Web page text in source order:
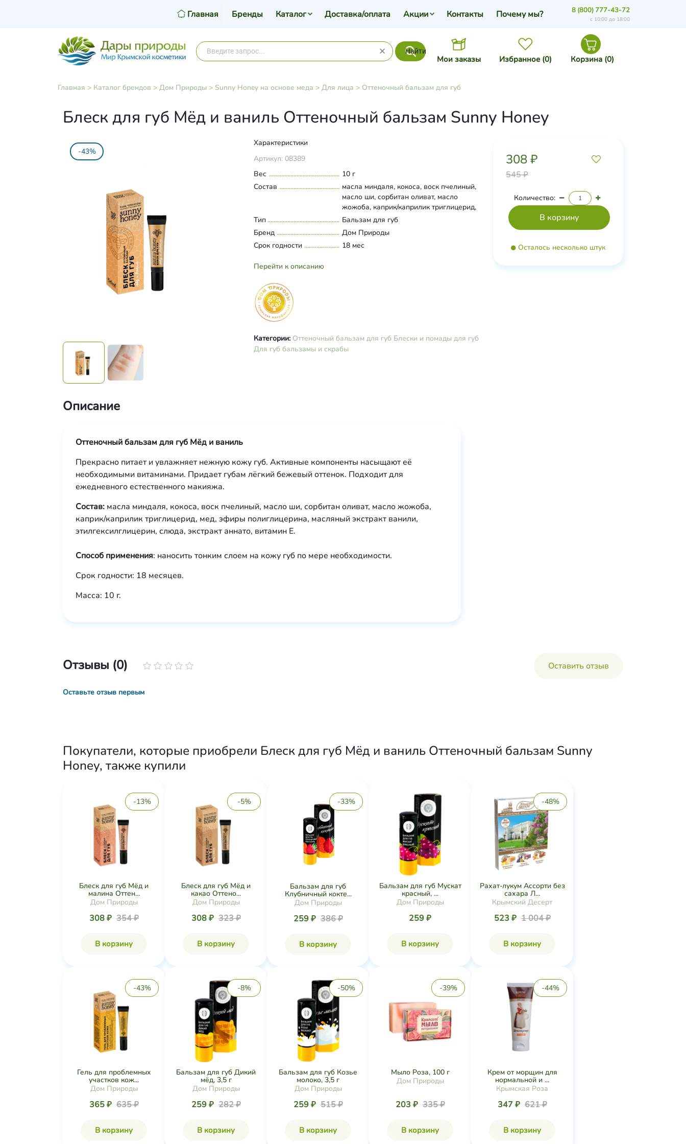
Найти
Мои заказы Избранное (0) Корзина (0)
Главная Бренды Каталог Доставка/оплата Акции Контакты Почему мы? 8 (800) 777-43-72
с 10:00 до 18:00
Главная > Каталог брендов > Дом Природы> Sunny Honey на основе меда > Для лица > Оттеночный бальзам для губ
Блеск для губ Мёд и ваниль Оттеночный бальзам Sunny Honey
-43%
Характеристики
Артикул: 08389
Вес
10 г
Состав
масла миндаля, кокоса, воск пчелиный,
масло ши, сорбитан оливат, масло
жожоба, каприк/каприлик триглицерид,
мед, эфиры полиглицерина, масляный
экстракт ванили, этилгексилглицерин,
слюда, экстракт аннато, витамин Е.
Развернуть состав
Тип
Бальзам для губ
Бренд
Дом Природы
Срок годности
18 мес
Перейти к описанию
Категории: Оттеночный бальзам для губ Блески и помады для губ
Для губ бальзамы и скрабы
308 ₽
545 ₽
Количество:
Осталось несколько штук
Описание
Оттеночный бальзам для губ Мёд и ваниль
Прекрасно питает и увлажняет нежную кожу губ. Активные компоненты насыщают её
необходимыми витаминами. Придает губам лёгкий бежевый оттенок. Подходит для
ежедневного естественного макияжа.
Состав: масла миндаля, кокоса, воск пчелиный, масло ши, сорбитан оливат, масло жожоба,
каприк/каприлик триглицерид, мед, эфиры полиглицерина, масляный экстракт ванили,
этилгексилглицерин, слюда, экстракт аннато, витамин Е.
Способ применения: наносить тонким слоем на кожу губ по мере необходимости.
Срок годности: 18 месяцев.
Масса: 10 г.
Отзывы (0) Оставить отзыв
Оставьте отзыв первым
Покупатели, которые приобрели Блеск для губ Мёд и ваниль Оттеночный бальзам Sunny
Honey, также купили
-13%
Блеск для губ Мёд и
малина Оттен...
Дом Природы
308 ₽ 354 ₽
В корзину
-5%
Блеск для губ Мёд и
какао Оттено...
Дом Природы
308 ₽ 323 ₽
В корзину
-33%
Бальзам для губ
Клубничный кокте...
Дом Природы
259 ₽ 386 ₽
В корзину
Бальзам для губ Мускат
красный, ...
Дом Природы
259 ₽
В корзину
-48%
Рахат-лукум Ассорти без
сахара Л...
Крымский Десерт
523 ₽ 1 004 ₽
В корзину
-43%
Гель для проблемных
участков кож...
Дом Природы
365 ₽ 635 ₽
В корзину
-8%
Бальзам для губ Дикий
мёд, 3,5 г
Дом Природы
259 ₽ 282 ₽
В корзину
-50%
Бальзам для губ Козье
молоко, 3,5 г
Дом Природы
259 ₽ 515 ₽
В корзину
-39%
Мыло Роза, 100 г
Дом Природы
203 ₽ 335 ₽
В корзину
-44%
Крем от морщин для
нормальной и ...
Крымская Роза
347 ₽ 621 ₽
В корзину